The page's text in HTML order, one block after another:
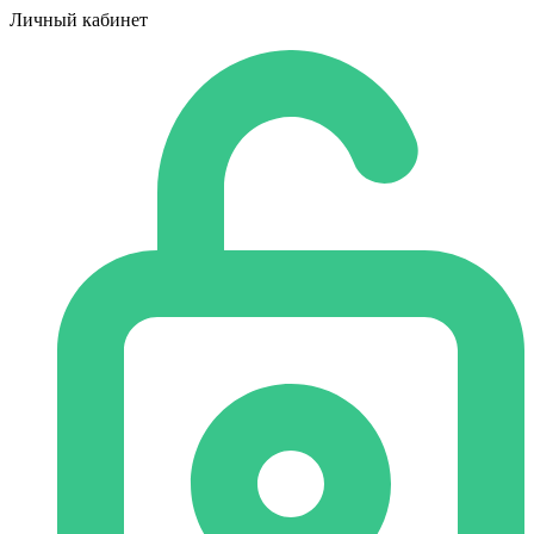
Личный кабинет